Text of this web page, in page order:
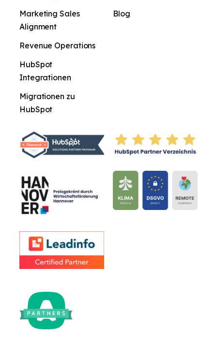
Marketing Sales
Alignment
Revenue Operations
HubSpot
Integrationen
Migrationen zu
HubSpot
Blog